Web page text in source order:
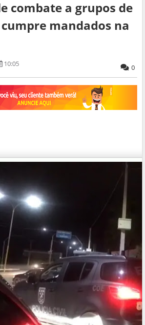
combate a grupos de
mandados na
10:05 0